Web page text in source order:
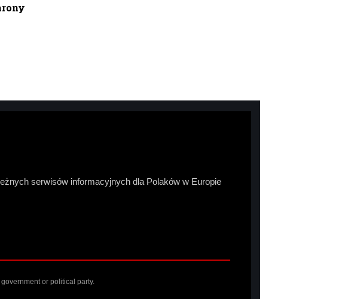
serwisów informacyjnych dla Polaków w Europie
or political party.